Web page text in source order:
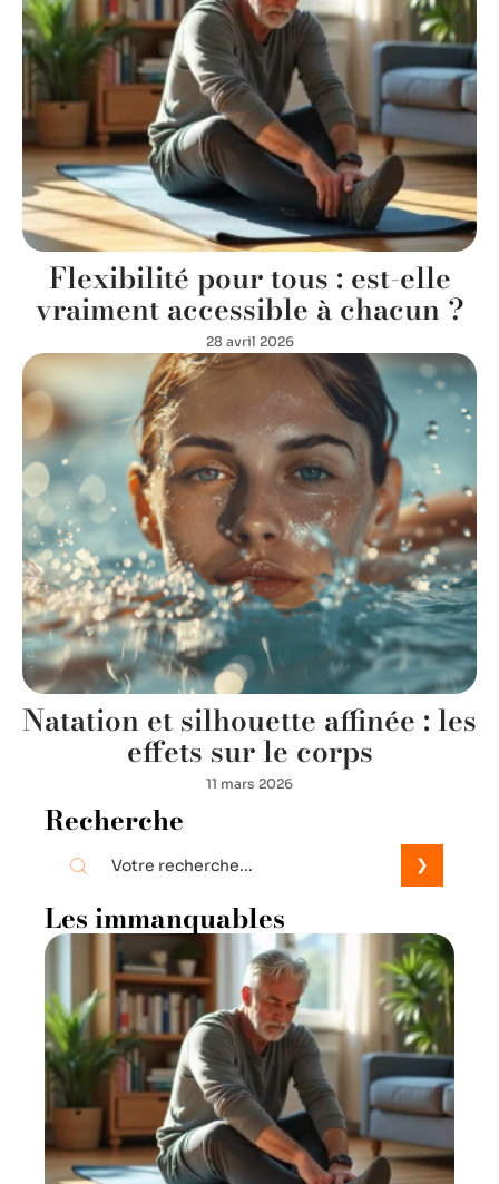
Flexibilité pour tous : est-elle
vraiment accessible à chacun ?
28 avril 2026
Natation et silhouette affinée : les
effets sur le corps
11 mars 2026
Recherche
Les immanquables